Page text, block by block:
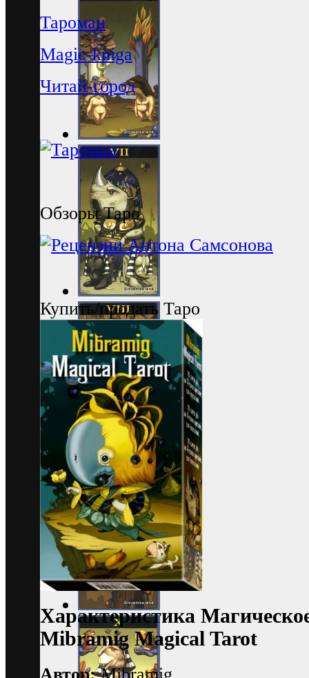
Тароман
Magic-kniga
Читай-город
Обзоры Таро
Купить/продать Таро
Характеристика
Mibramig Magical Tarot